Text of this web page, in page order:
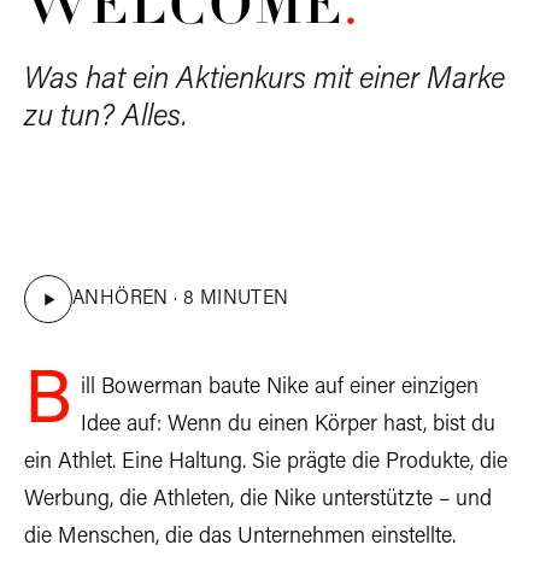
Was hat ein Aktienkurs mit einer Marke
zu tun? Alles.
ANHÖREN · 8 MINUTEN
B ill Bowerman baute Nike auf einer einzigen
Idee auf: Wenn du einen Körper hast, bist du
ein Athlet. Eine Haltung. Sie prägte die Produkte, die
Werbung, die Athleten, die Nike unterstützte – und
die Menschen, die das Unternehmen einstellte.